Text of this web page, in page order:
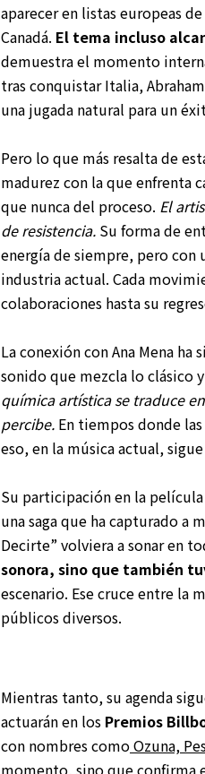
aparecer en listas europeas
Canadá. El tema incluso
demuestra el momento
tras conquistar Italia,
una jugada natural para un
Pero lo que más resalta de
madurez con la que enfrenta
que nunca del proceso. El
de resistencia. Su forma de
energía de siempre, pero con
industria actual. Cada
colaboraciones hasta su
La conexión con Ana Mena
sonido que mezcla lo clásico
química artística se traduce
percibe. En tiempos donde
eso, en la música actual,
Su participación en la película
una saga que ha capturado a
Decirte” volviera a sonar en
sonora, sino que también
escenario. Ese cruce entre la
públicos diversos.
Mientras tanto, su agenda
actuarán en los Premios
con nombres comoOzuna,
momento, sino que confirma